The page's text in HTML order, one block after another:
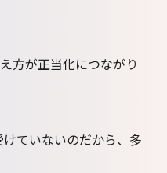
方が正当化につながり
けていないのだから、多